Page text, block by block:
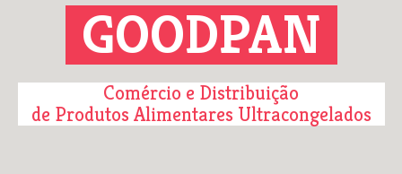
GOODPAN
Comércio e Distribuição
de Produtos Alimentares Ultracongelados